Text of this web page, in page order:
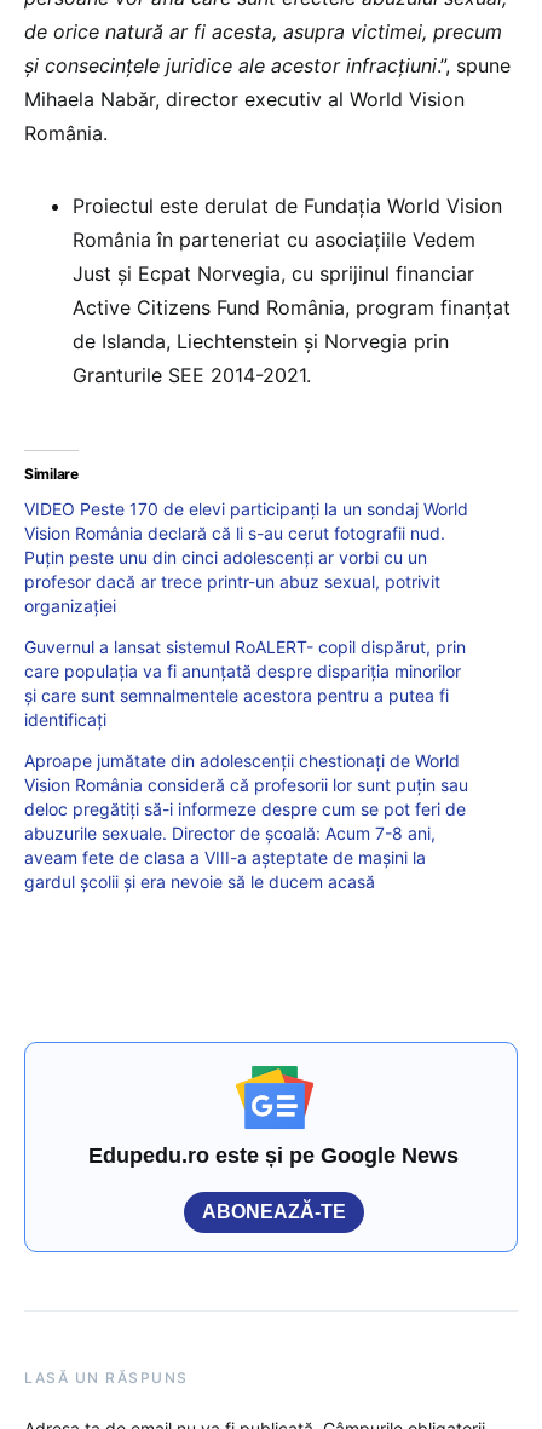
de orice natură ar fi acesta, asupra victimei, precum
și consecințele juridice ale acestor infracțiuni.”, spune
Mihaela Nabăr, director executiv al World Vision
România.
Proiectul este derulat de Fundația World Vision
România în parteneriat cu asociațiile Vedem
Just și Ecpat Norvegia, cu sprijinul financiar
Active Citizens Fund România, program finanțat
de Islanda, Liechtenstein și Norvegia prin
Granturile SEE 2014-2021.
Similare
VIDEO Peste 170 de elevi participanți la un sondaj World
Vision România declară că li s-au cerut fotografii nud.
Puțin peste unu din cinci adolescenți ar vorbi cu un
profesor dacă ar trece printr-un abuz sexual, potrivit
organizației
Guvernul a lansat sistemul RoALERT- copil dispărut, prin
care populația va fi anunțată despre dispariția minorilor
și care sunt semnalmentele acestora pentru a putea fi
identificați
Aproape jumătate din adolescenții chestionați de World
Vision România consideră că profesorii lor sunt puțin sau
deloc pregătiți să-i informeze despre cum se pot feri de
abuzurile sexuale. Director de școală: Acum 7-8 ani,
aveam fete de clasa a VIII-a așteptate de mașini la
gardul școlii și era nevoie să le ducem acasă
Edupedu.ro este și pe Google News
ABONEAZĂ-TE
LASĂ UN RĂSPUNS